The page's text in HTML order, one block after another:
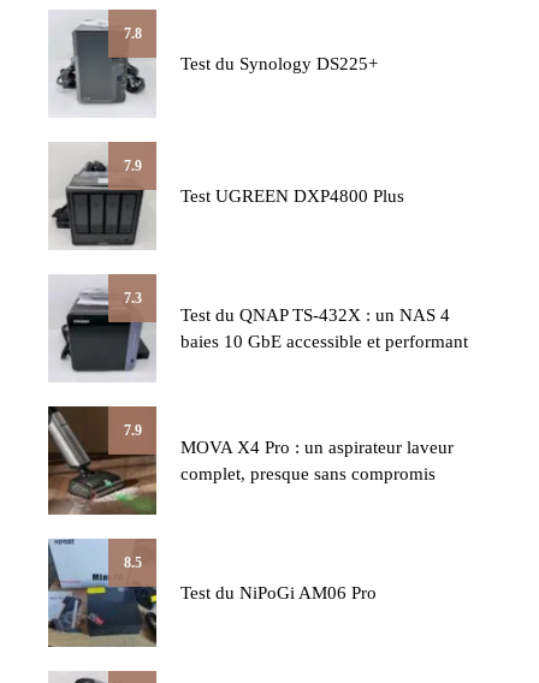
7.8
Test du Synology DS225+
7.9
Test UGREEN DXP4800 Plus
7.3
Test du QNAP TS-432X : un NAS 4
baies 10 GbE accessible et performant
7.9
MOVA X4 Pro : un aspirateur laveur
complet, presque sans compromis
8.5
Test du NiPoGi AM06 Pro